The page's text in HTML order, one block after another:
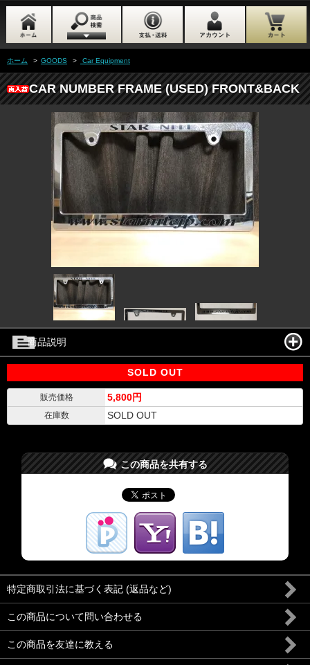
ホーム > GOODS > Car Equipment
CAR NUMBER FRAME (USED) FRONT&BACK
商品説明
SOLD OUT
販売価格 5,800円
在庫数 SOLD OUT
この商品を共有する
特定商取引法に基づく表記 (返品など)
この商品について問い合わせる
この商品を友達に教える